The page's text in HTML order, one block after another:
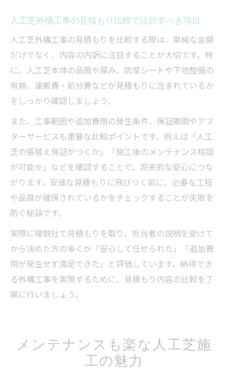
人工芝外構工事の見積もり比較で注目すべき項目
人工芝外構工事の見積もりを比較する際は、単純な金額
だけでなく、内容の内訳に注目することが大切です。特
に、人工芝本体の品質や厚み、防草シートや下地整備の
有無、運搬費・処分費などが見積もりに含まれているか
をしっかり確認しましょう。
また、工事範囲や追加費用の発生条件、保証期間やアフ
ターサービスも重要な比較ポイントです。例えば「人工
芝の張替え保証がつくか」「施工後のメンテナンス相談
が可能か」などを確認することで、将来的な安心につな
がります。安価な見積もりに飛びつく前に、必要な工程
や品質が確保されているかをチェックすることが失敗を
防ぐ秘訣です。
実際に複数社で見積もりを取り、担当者の説明を受けて
から決めた方の多くが「安心して任せられた」「追加費
用が発生せず満足できた」と評価しています。納得でき
る外構工事を実現するために、見積もり内容の比較を丁
寧に行いましょう。
メンテナンスも楽な人工芝施
工の魅力